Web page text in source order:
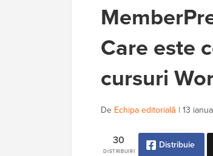
Care este
cursuri
De Echipa editorială | 13
DISTRIBUIRI
30 Distribuie